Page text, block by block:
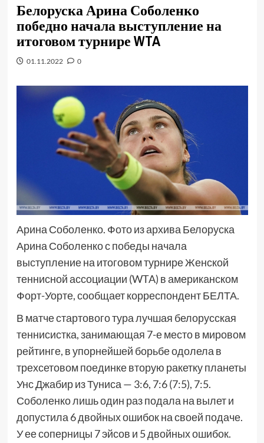
Белоруска Арина Соболенко
победно начала выступление на
итоговом турнире WTA
01.11.2022 0
Арина Соболенко. Фото из архива Белоруска
Арина Соболенко с победы начала
выступление на итоговом турнире Женской
теннисной ассоциации (WTA) в американском
Форт-Уорте, сообщает корреспондент БЕЛТА.
В матче стартового тура лучшая белорусская
теннисистка, занимающая 7-е место в мировом
рейтинге, в упорнейшей борьбе одолела в
трехсетовом поединке вторую ракетку планеты
Унс Джабир из Туниса — 3:6, 7:6 (7:5), 7:5.
Соболенко лишь один раз подала на вылет и
допустила 6 двойных ошибок на своей подаче.
У ее соперницы 7 эйсов и 5 двойных ошибок.